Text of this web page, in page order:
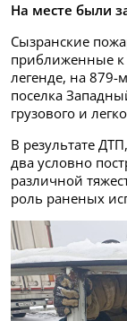
На месте были
Сызранские
приближенные
легенде, на 879-
поселка
грузового и
В результате
два условно
различной
роль раненых